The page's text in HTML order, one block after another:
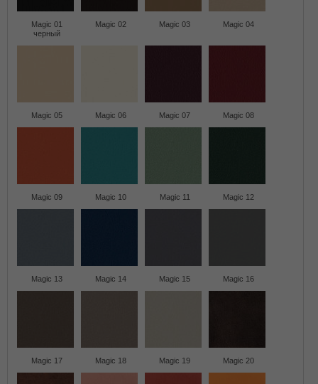
Magic 01
черный
Magic 02 Magic 03 Magic 04
Magic 05 Magic 06 Magic 07 Magic 08
Magic 09 Magic 10 Magic 11 Magic 12
Magic 13 Magic 14 Magic 15 Magic 16
Magic 17 Magic 18 Magic 19 Magic 20